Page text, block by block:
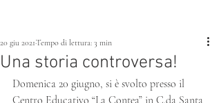
Una storia controversa!
20 giu 2021Tempo di lettura: 3 min
Domenica 20 giugno, si è svolto presso il
Centro Educativo “La Contea” in C.da Santa